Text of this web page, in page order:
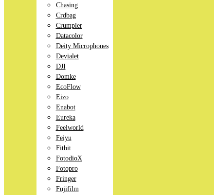
Chasing
Crdbag
Crumpler
Datacolor
Deity Microphones
Devialet
DJI
Domke
EcoFlow
Eizo
Enabot
Eureka
Feelworld
Feiyu
Fitbit
FotodioX
Fotopro
Fringer
Fujifilm